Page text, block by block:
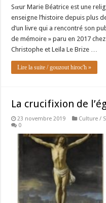
Sœur Marie Béatrice est une
enseigne l’histoire depuis plus
d’un livre qui a rencontré son
de mémoire » paru en 2017
Christophe et Leïla Le Brize …
Lire la suite / gouzout hiroc'h »
La crucifixion de
23 novembre 2019 Culture /
0